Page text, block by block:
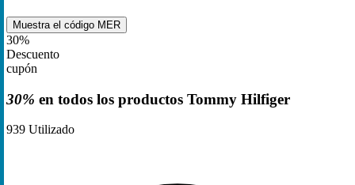
Muestra el código MER
30%
Descuento
cupón
30% en todos los productos Tommy Hilfiger
939 Utilizado